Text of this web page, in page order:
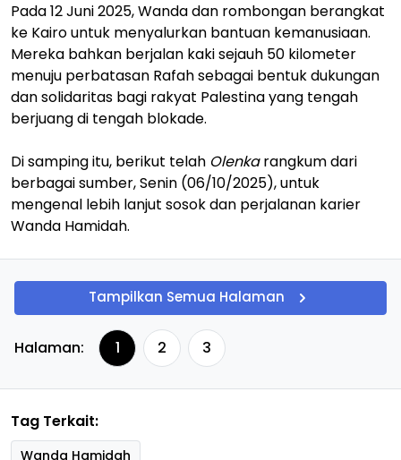
Pada 12 Juni 2025, Wanda dan rombongan berangkat
ke Kairo untuk menyalurkan bantuan kemanusiaan.
Mereka bahkan berjalan kaki sejauh 50 kilometer
menuju perbatasan Rafah sebagai bentuk dukungan
dan solidaritas bagi rakyat Palestina yang tengah
berjuang di tengah blokade.
Di samping itu, berikut telah Olenkarangkum dari
berbagai sumber, Senin (06/10/2025), untuk
mengenal lebih lanjut sosok dan perjalanan karier
Wanda Hamidah.
Tampilkan Semua Halaman
Halaman: 1 2 3
Tag Terkait:
Wanda Hamidah